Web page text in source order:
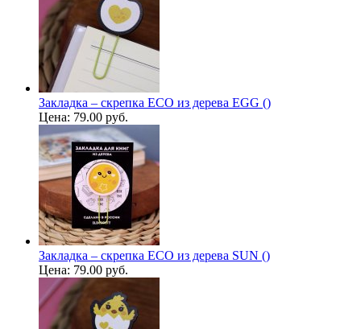
Закладка – скрепка ECO из дерева EGG ()
Цена: 79.00 руб.
Закладка – скрепка ECO из дерева SUN ()
Цена: 79.00 руб.